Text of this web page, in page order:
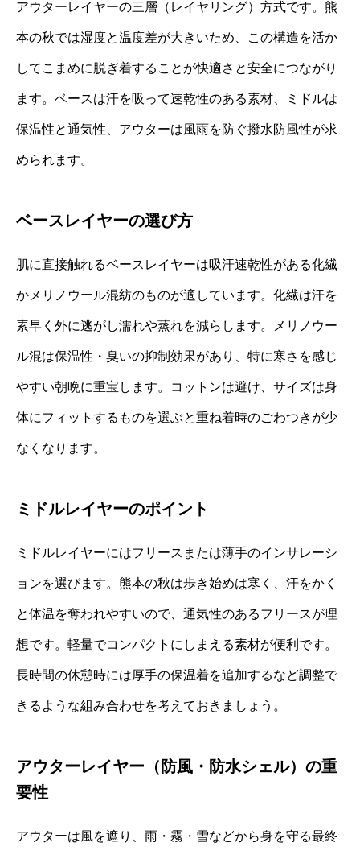
アウターレイヤーの三層（レイヤリング）方式です。熊
本の秋では湿度と温度差が大きいため、この構造を活か
してこまめに脱ぎ着することが快適さと安全につながり
ます。ベースは汗を吸って速乾性のある素材、ミドルは
保温性と通気性、アウターは風雨を防ぐ撥水防風性が求
められます。
ベースレイヤーの選び方
肌に直接触れるベースレイヤーは吸汗速乾性がある化繊
かメリノウール混紡のものが適しています。化繊は汗を
素早く外に逃がし濡れや蒸れを減らします。メリノウー
ル混は保温性・臭いの抑制効果があり、特に寒さを感じ
やすい朝晩に重宝します。コットンは避け、サイズは身
体にフィットするものを選ぶと重ね着時のごわつきが少
なくなります。
ミドルレイヤーのポイント
ミドルレイヤーにはフリースまたは薄手のインサレーシ
ョンを選びます。熊本の秋は歩き始めは寒く、汗をかく
と体温を奪われやすいので、通気性のあるフリースが理
想です。軽量でコンパクトにしまえる素材が便利です。
長時間の休憩時には厚手の保温着を追加するなど調整で
きるような組み合わせを考えておきましょう。
アウターレイヤー（防風・防水シェル）の重
要性
アウターは風を遮り、雨・霧・雪などから身を守る最終